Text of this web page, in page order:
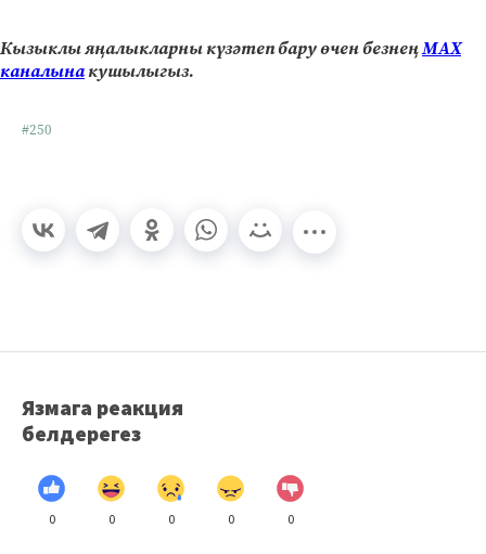
Кызыклы яңалыкларны күзәтеп бару өчен безнеңМАХ
каналынакушылыгыз.
#250
Язмага реакция
белдерегез
0 0 0 0 0